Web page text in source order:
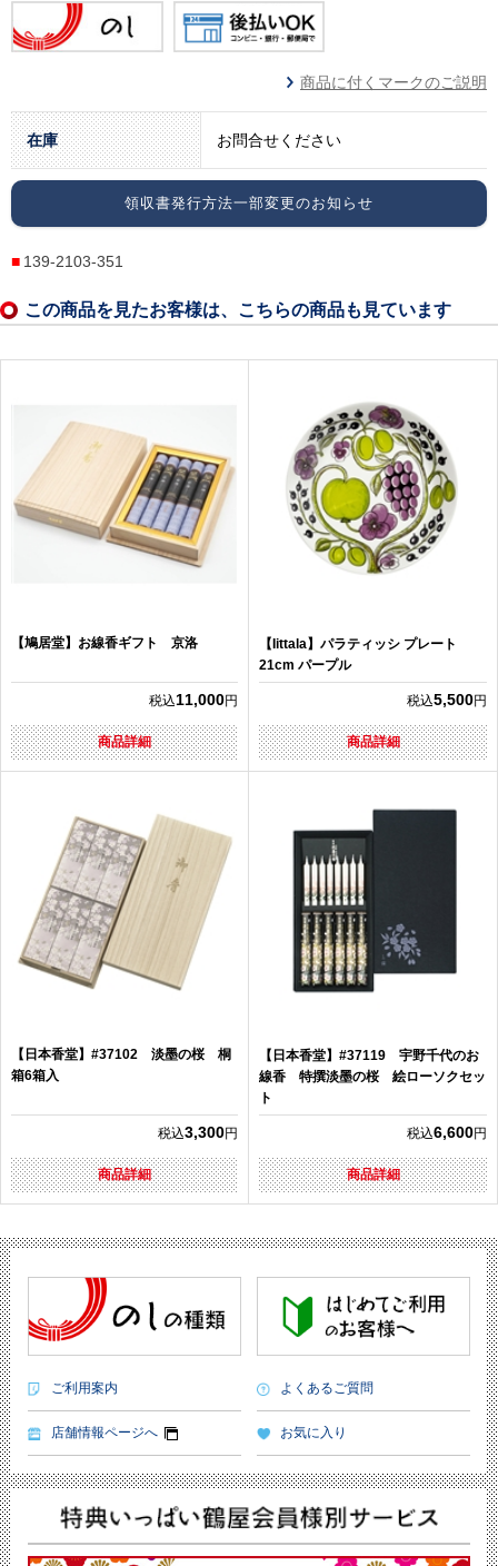
商品に付くマークのご説明
在庫 お問合せください
領収書発行方法一部変更のお知らせ
139-2103-351
この商品を見たお客様は、こちらの商品も見ています
【鳩居堂】お線香ギフト 京洛
税込11,000円
商品詳細
【Iittala】パラティッシ プレート
21cm パープル
税込5,500円
商品詳細
【日本香堂】#37102 淡墨の桜 桐
箱6箱入
税込3,300円
商品詳細
【日本香堂】#37119 宇野千代のお
線香 特撰淡墨の桜 絵ローソクセッ
ト
税込6,600円
商品詳細
ご利用案内 よくあるご質問
店舗情報ページへ お気に入り